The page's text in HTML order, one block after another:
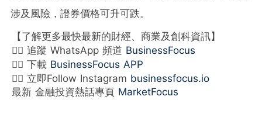
涉及風險，證券價格可升可跌。
【了解更多最快最新的財經、商業及創科資訊】
👉🏻 追蹤 WhatsApp 頻道 BusinessFocus
👉🏻 下載 BusinessFocus APP
👉🏻 立即Follow Instagram businessfocus.io
最新 金融投資熱話專頁 MarketFocus